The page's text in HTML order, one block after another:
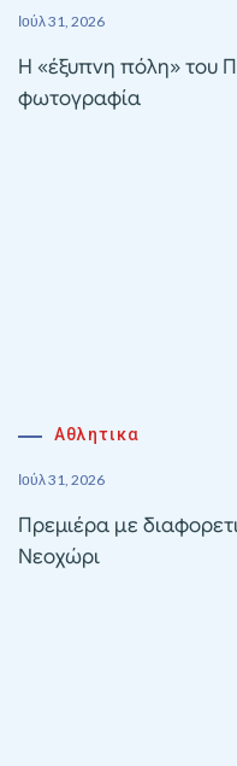
Ιούλ 31, 2026
Η «έξυπνη πόλη» του
φωτογραφία
Αθλητικα
Ιούλ 31, 2026
Πρεμιέρα με
Νεοχώρι